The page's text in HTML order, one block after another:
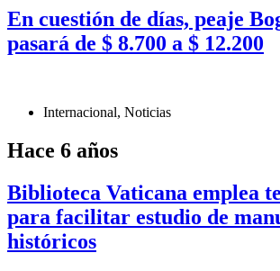
En cuestión de días, peaje
pasará de $ 8.700 a $ 12.200
Internacional, Noticias
Hace 6 años
Biblioteca Vaticana emplea
para facilitar estudio de
históricos